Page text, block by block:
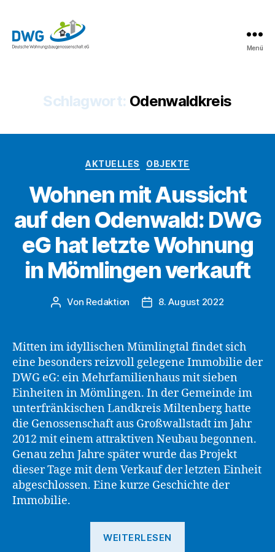
Menü
Schlagwort: Odenwaldkreis
Kategorien
AKTUELLES OBJEKTE
Wohnen mit Aussicht
auf den Odenwald: DWG
eG hat letzte Wohnung
in Mömlingen verkauft
Beitragsautor
Von Redaktion Beitragsdatum
8. August 2022
Mitten im idyllischen Mümlingtal findet sich
eine besonders reizvoll gelegene Immobilie der
DWG eG: ein Mehrfamilienhaus mit sieben
Einheiten in Mömlingen. In der Gemeinde im
unterfränkischen Landkreis Miltenberg hatte
die Genossenschaft aus Großwallstadt im Jahr
2012 mit einem attraktiven Neubau begonnen.
Genau zehn Jahre später wurde das Projekt
dieser Tage mit dem Verkauf der letzten Einheit
abgeschlossen. Eine kurze Geschichte der
Immobilie.
WEITERLESEN